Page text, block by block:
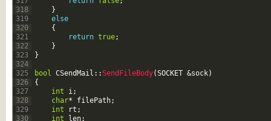
318
319
320
321
322
323
324
325
326
327
328
329
330
}
else
{
return true;
}
}
bool CSendMail ::SendFileBody(SOCKET &sock)
{
int
i ;
char* filePath;
int
rt ;
int
len;